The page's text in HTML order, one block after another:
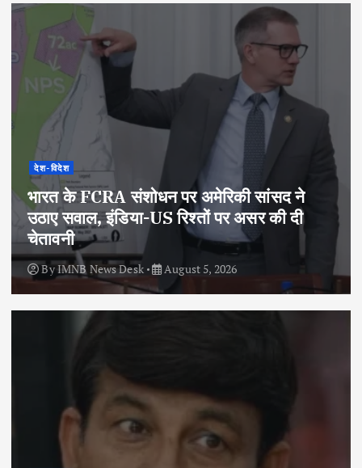
देश-विदेश
भारत के FCRA संशोधन पर अमेरिकी सांसद ने
उठाए सवाल, इंडिया-US रिश्तों पर असर की दी
चेतावनी
ByIMNB News Desk August 5, 2026